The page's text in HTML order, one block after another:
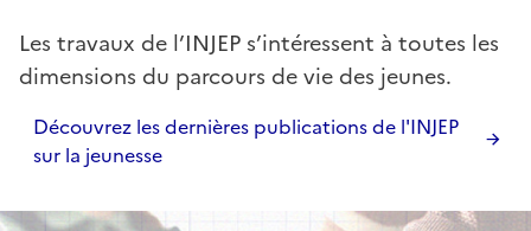
Les travaux de l’INJEP s’intéressent à toutes les
dimensions du parcours de vie des jeunes.
Découvrez les dernières publications de l'INJEP
sur la jeunesse